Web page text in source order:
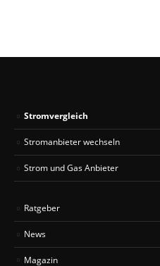
Stromvergleich
Stromanbieter wechseln
Strom und Gas Anbieter
Ratgeber
News
Magazin